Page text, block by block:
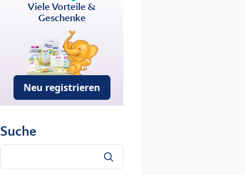
Viele Vorteile &
Geschenke
Neu registrieren
Suche